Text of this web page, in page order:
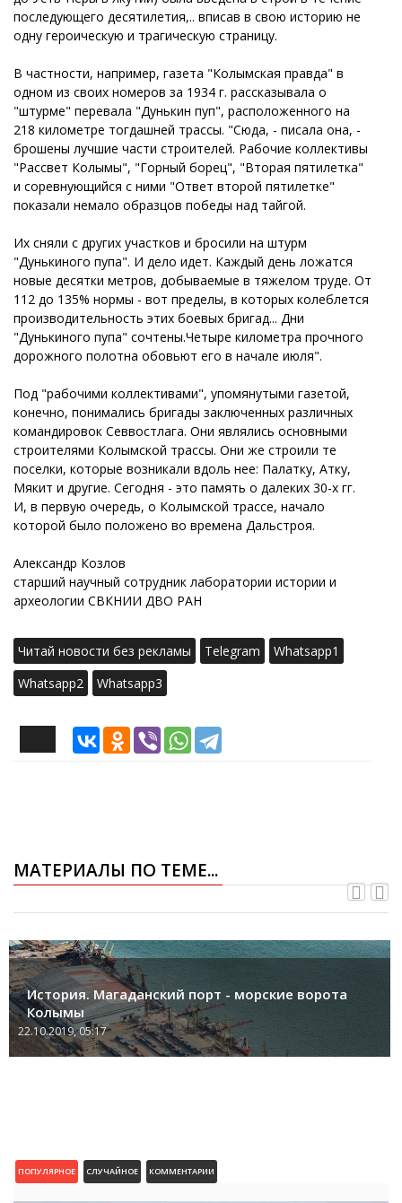
последующего десятилетия,.. вписав в свою историю не
одну героическую и трагическую страницу.
В частности, например, газета "Колымская правда" в
одном из своих номеров за 1934 г. рассказывала о
"штурме" перевала "Дунькин пуп", расположенного на
218 километре тогдашней трассы. "Сюда, - писала она, -
брошены лучшие части строителей. Рабочие коллективы
"Рассвет Колымы", "Горный борец", "Вторая пятилетка"
и соревнующийся с ними "Ответ второй пятилетке"
показали немало образцов победы над тайгой.
Их сняли с других участков и бросили на штурм
"Дунькиного пупа". И дело идет. Каждый день ложатся
новые десятки метров, добываемые в тяжелом труде. От
112 до 135% нормы - вот пределы, в которых колеблется
производительность этих боевых бригад... Дни
"Дунькиного пупа" сочтены.Четыре километра прочного
дорожного полотна обовьют его в начале июля".
Под "рабочими коллективами", упомянутыми газетой,
конечно, понимались бригады заключенных различных
командировок Севвостлага. Они являлись основными
строителями Колымской трассы. Они же строили те
поселки, которые возникали вдоль нее: Палатку, Атку,
Мякит и другие. Сегодня - это память о далеких 30-х гг.
И, в первую очередь, о Колымской трассе, начало
которой было положено во времена Дальстроя.
Александр Козлов
старший научный сотрудник лаборатории истории и
археологии СВКНИИ ДВО РАН
Читай новости без рекламы Telegram
Whatsapp1
Whatsapp2
Whatsapp3
МАТЕРИАЛЫ ПО ТЕМЕ...
История. Магаданский порт - морские ворота
Колымы
22.10.2019, 05:17
ПОПУЛЯРНОЕ СЛУЧАЙНОЕ КОММЕНТАРИИ